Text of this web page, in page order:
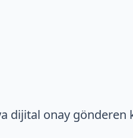
onay gönderen